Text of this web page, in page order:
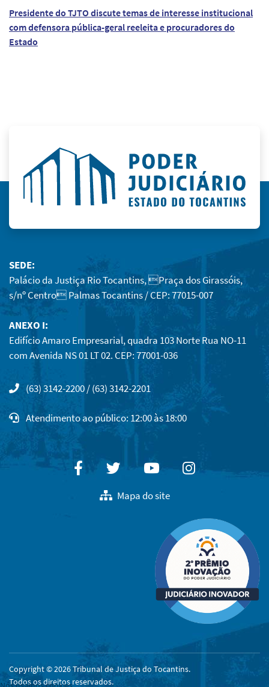
Presidente do TJTO discute temas de interesse institucional
com defensora pública-geral reeleita e procuradores do
Estado
SEDE:
Palácio da Justiça Rio Tocantins, Praça dos Girassóis,
s/nº Centro Palmas Tocantins / CEP: 77015-007
ANEXO I:
Edifício Amaro Empresarial, quadra 103 Norte Rua NO-11
com Avenida NS 01 LT 02. CEP: 77001-036
(63) 3142-2200 / (63) 3142-2201
Atendimento ao público: 12:00 às 18:00
FacebookTwitterYoutubeInstagram
Mapa do site
Copyright © 2026 Tribunal de Justiça do Tocantins.
Todos os direitos reservados.